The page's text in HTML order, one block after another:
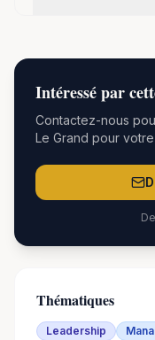
Intéressé par
Contactez-nous
Le Grand pour
Thématiques
Leadership